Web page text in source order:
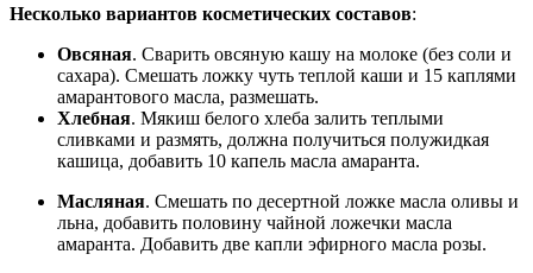
Несколько вариантов косметических составов:
Овсяная. Сварить овсяную кашу на молоке (без соли и
сахара). Смешать ложку чуть теплой каши и 15 каплями
амарантового масла, размешать.
Хлебная. Мякиш белого хлеба залить теплыми
сливками и размять, должна получиться полужидкая
кашица, добавить 10 капель масла амаранта.
Масляная. Смешать по десертной ложке масла оливы и
льна, добавить половину чайной ложечки масла
амаранта. Добавить две капли эфирного масла розы.